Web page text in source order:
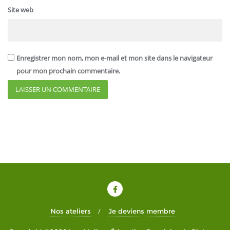
Site web
Enregistrer mon nom, mon e-mail et mon site dans le navigateur
pour mon prochain commentaire.
Nos ateliers Je deviens membre